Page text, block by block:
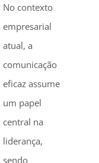
No contexto
empresarial
atual, a
comunicação
eficaz assume
um papel
central na
liderança,
sendo